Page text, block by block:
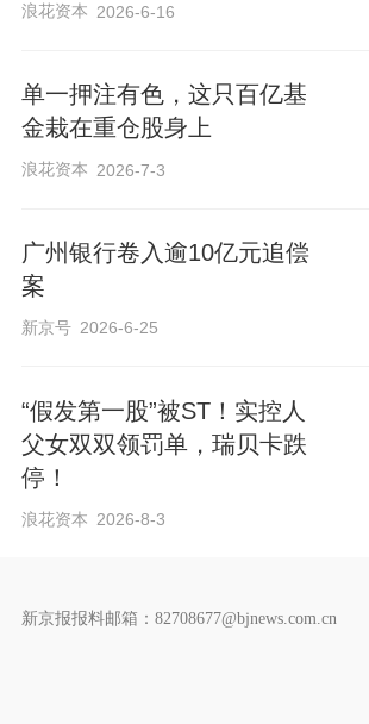
浪花资本 2026-6-16
单一押注有色，这只百亿基
金栽在重仓股身上
浪花资本 2026-7-3
广州银行卷入逾10亿元追偿
案
新京号 2026-6-25
“假发第一股”被ST！实控人
父女双双领罚单，瑞贝卡跌
停！
浪花资本 2026-8-3
新京报报料邮箱：82708677@bjnews.com.cn